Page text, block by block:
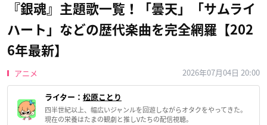
『銀魂』主題歌一覧！「曇天」「サムライ
ハート」などの歴代楽曲を完全網羅【202
6年最新】
アニメ 2026年07月04日 20:00
ライター： 松原ことり
四半世紀以上、幅広いジャンルを回遊しながらオタクをやってきた。
現在の栄養はたまの観劇と推しVたちの配信視聴。